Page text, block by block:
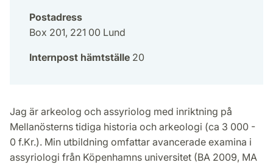
Postadress
Box 201, 221 00 Lund
Internpost hämtställe 20
Jag är arkeolog och assyriolog med inriktning på
Mellanösterns tidiga historia och arkeologi (ca 3 000 -
0 f.Kr.). Min utbildning omfattar avancerade examina i
assyriologi från Köpenhamns universitet (BA 2009, MA